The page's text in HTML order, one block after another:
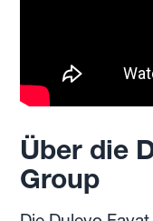
Über die
Group